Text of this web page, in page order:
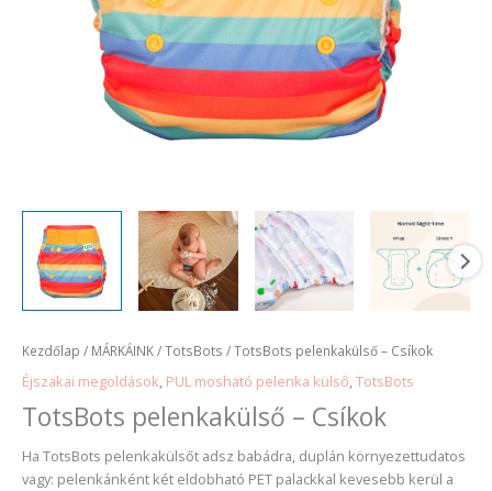
Kezdőlap / MÁRKÁINK/TotsBots / TotsBots pelenkakülső – Csíkok
Éjszakai megoldások, PUL mosható pelenka külső,TotsBots
TotsBots pelenkakülső – Csíkok
Ha TotsBots pelenkakülsőt adsz babádra, duplán környezettudatos
vagy: pelenkánként két eldobható PET palackkal kevesebb kerül a